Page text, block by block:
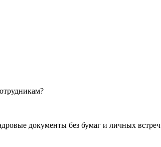
документы без бумаг и личных встреч